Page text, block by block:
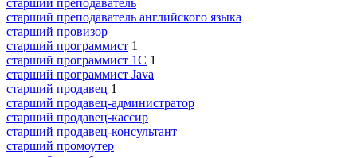
старший преподаватель английского языка
старший провизор
старший программист 1
старший программист 1С 1
старший программист Java
старший продавец 1
старший продавец-администратор
старший продавец-кассир
старший продавец-консультант
старший промоутер